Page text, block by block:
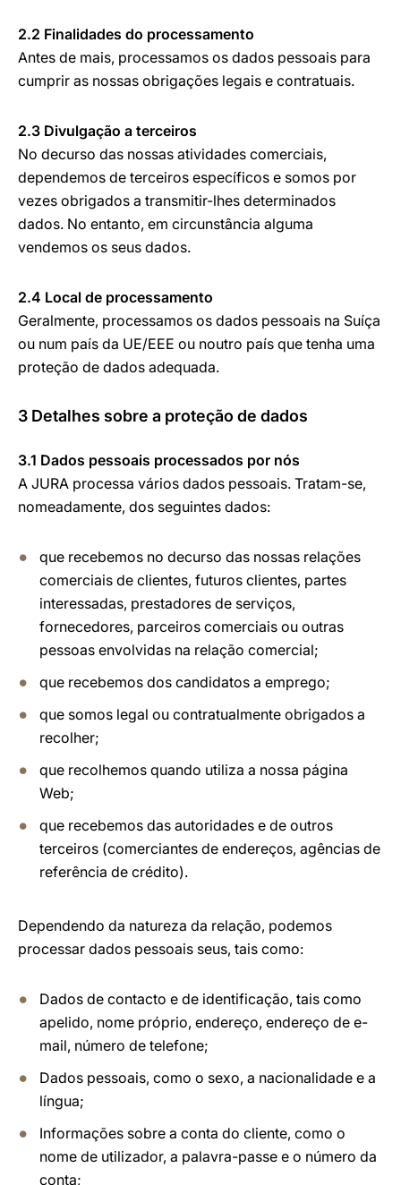
2.2 Finalidades do processamento
Antes de mais, processamos os dados pessoais para
cumprir as nossas obrigações legais e contratuais.
2.3 Divulgação a terceiros
No decurso das nossas atividades comerciais,
dependemos de terceiros específicos e somos por
vezes obrigados a transmitir-lhes determinados
dados. No entanto, em circunstância alguma
vendemos os seus dados.
2.4 Local de processamento
Geralmente, processamos os dados pessoais na Suíça
ou num país da UE/EEE ou noutro país que tenha uma
proteção de dados adequada.
3 Detalhes sobre a proteção de dados
3.1 Dados pessoais processados por nós
A JURA processa vários dados pessoais. Tratam-se,
nomeadamente, dos seguintes dados:
que recebemos no decurso das nossas relações
comerciais de clientes, futuros clientes, partes
interessadas, prestadores de serviços,
fornecedores, parceiros comerciais ou outras
pessoas envolvidas na relação comercial;
que recebemos dos candidatos a emprego;
que somos legal ou contratualmente obrigados a
recolher;
que recolhemos quando utiliza a nossa página
Web;
que recebemos das autoridades e de outros
terceiros (comerciantes de endereços, agências de
referência de crédito).
Dependendo da natureza da relação, podemos
processar dados pessoais seus, tais como:
Dados de contacto e de identificação, tais como
apelido, nome próprio, endereço, endereço de e-
mail, número de telefone;
Dados pessoais, como o sexo, a nacionalidade e a
língua;
Informações sobre a conta do cliente, como o
nome de utilizador, a palavra-passe e o número da
conta;